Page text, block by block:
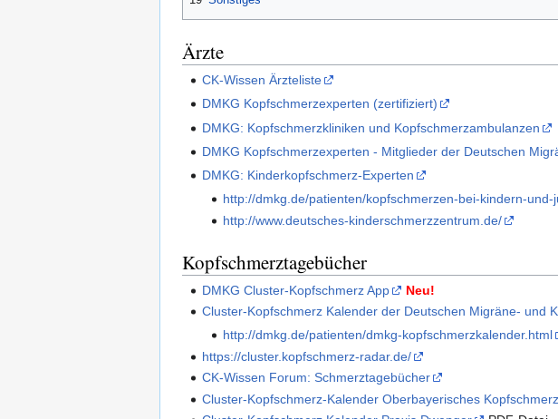
Ärzte
CK-Wissen Ärzteliste
DMKG Kopfschmerzexperten (zertifiziert)
DMKG: Kopfschmerzkliniken und Kopfschmerzambulanzen
DMKG Kopfschmerzexperten - Mitglieder der Deutschen
DMKG: Kinderkopfschmerz-Experten
http://dmkg.de/patienten/kopfschmerzen-bei-kindern-und-
http://www.deutsches-kinderschmerzzentrum.de/
Kopfschmerztagebücher
DMKG Cluster-Kopfschmerz App
Neu!
Cluster-Kopfschmerz Kalender der Deutschen Migräne- und
http://dmkg.de/patienten/dmkg-kopfschmerzkalender.html
https://cluster.kopfschmerz-radar.de/
CK-Wissen Forum: Schmerztagebücher
Cluster-Kopfschmerz-Kalender Oberbayerisches